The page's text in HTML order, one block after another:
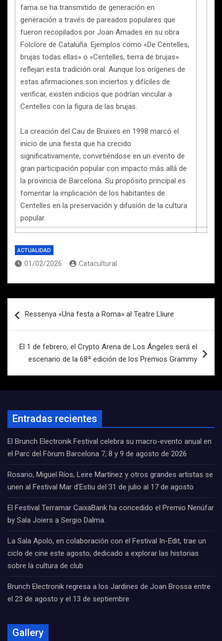
fama se ha transmitido de generación en
generación a través de pareados populares que
fueron recopilados por Joan Amades en su obra
Folclore de Cataluña. Ejemplos como «De Centelles,
brujas todas ellas» o «Centelles, tierra de brujas»
reflejan esta tradición oral. Aunque los orígenes de
estas afirmaciones son inciertos y difíciles de
verificar, existen indicios que podrían vincular a
Centelles con la figura de las brujas.
La creación del Cau de Bruixes en 1998 marcó el
inicio de una fiesta que ha crecido
significativamente, convirtiéndose en un evento de
gran participación popular con impacto más allá de
la provincia de Barcelona. Su propósito principal es
fomentar la implicación de los habitantes de
Centelles en la preservación y difusión de la cultura
popular.
ACTUALIDAD
01/02/2026 Catacultural
de
Ressenya «Una festa a Roma» al Teatre Lliure
El 1 de febrero, el Crypto Arena de Los Ángeles será el
escenario de la 68ª edición de los Premios Grammy
Entradas recientes
El Brunch Electronik Festival celebra su macro-evento anual en
el Parc del Fòrum Barcelona 7, 8 y 9 de agosto de 2026
Rosario, Miguel Ríos, Leire Martínez y otros grandes artistas se
unen al Festival Mar d’Estiu del 31 de julio al 17 de agosto
El Festival Terramar CaixaBank ha concedido el Premio Nenúfar
by Sala Joiers a Sergio Dalma.
La Sala Apolo, en colaboración con el Festival In-Edit, trae un
ciclo de cine este agosto, dedicado a explorar las historias
sobre la cultura de club
Brunch Electronik regresa a los Jardines de Joan Brossa entre
el 23 de agosto y el 13 de septiembre
Gallery